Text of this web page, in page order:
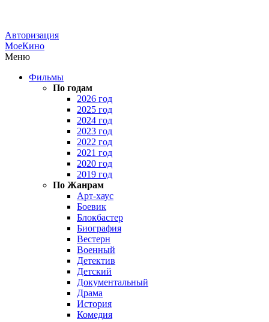
Авторизация
МоеКино
Меню
Фильмы
По годам
2026 год
2025 год
2024 год
2023 год
2022 год
2021 год
2020 год
2019 год
По Жанрам
Арт-хаус
Боевик
Блокбастер
Биография
Вестерн
Военный
Детектив
Детский
Документальный
Драма
История
Комедия